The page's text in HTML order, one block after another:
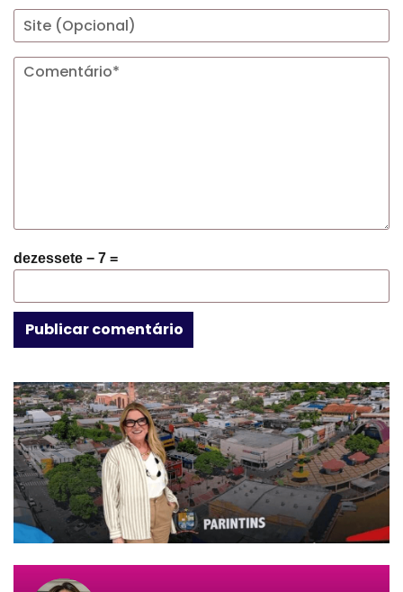
dezessete − 7 =